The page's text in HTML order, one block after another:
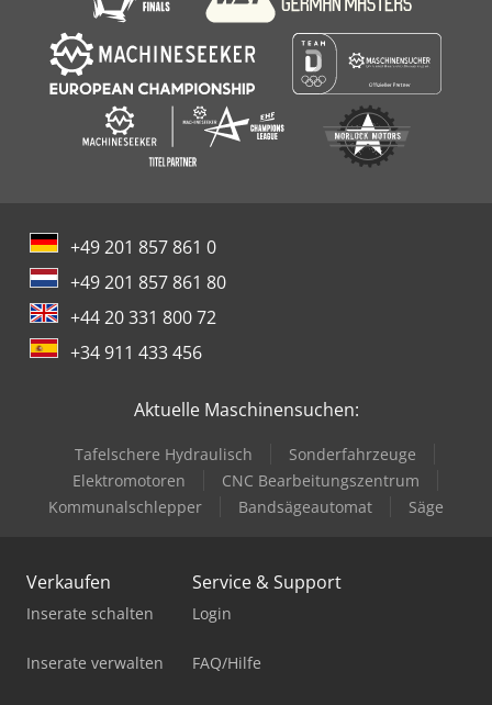
+49 201 857 861 0
+49 201 857 861 80
+44 20 331 800 72
+34 911 433 456
Aktuelle Maschinensuchen:
Tafelschere Hydraulisch
Sonderfahrzeuge
Elektromotoren
CNC Bearbeitungszentrum
Kommunalschlepper
Bandsägeautomat Säge
Verkaufen
Inserate schalten
Inserate verwalten
Service & Support
Login
FAQ/Hilfe